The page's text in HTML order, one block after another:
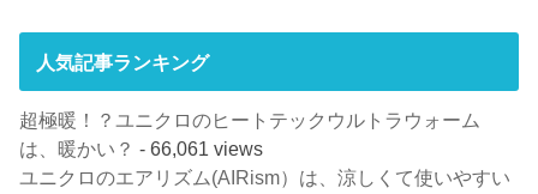
人気記事ランキング
超極暖！？ユニクロのヒートテックウルトラウォーム
は、暖かい？ - 66,061 views
ユニクロのエアリズム(AIRism）は、涼しくて使いやすい